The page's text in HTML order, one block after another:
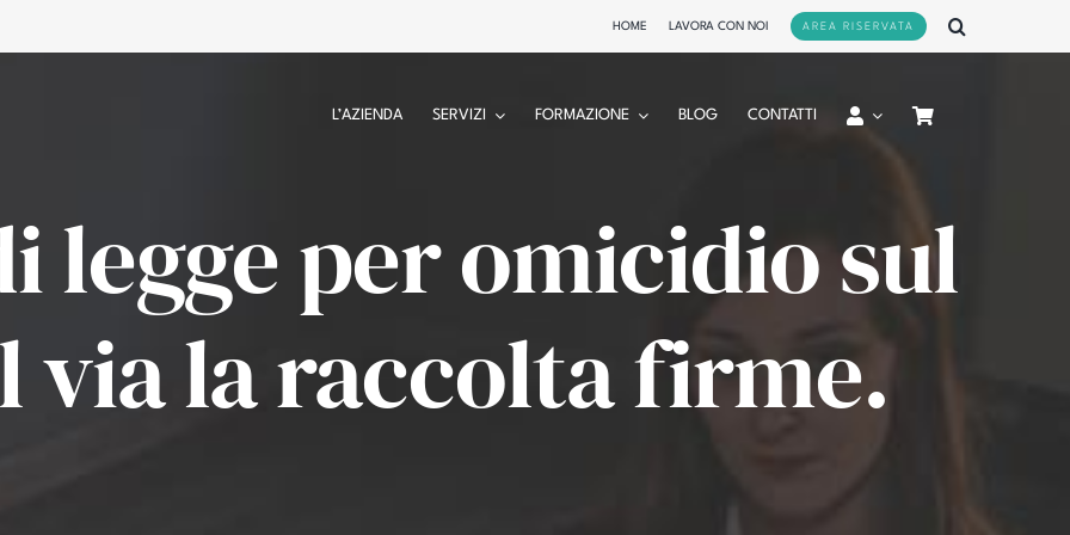
HOME LAVORA CON NOI AREA RISERVATA
L’AZIENDA SERVIZI FORMAZIONE BLOG CONTATTI
legge per omicidio sul
via la raccolta firme.